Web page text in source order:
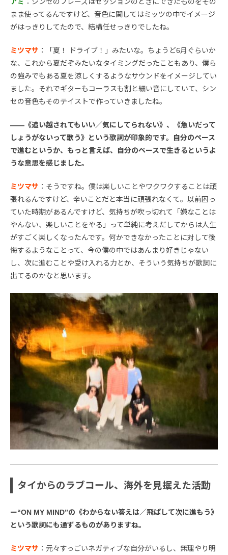
アミ ：シンセのフレーズはセッションのときにできたものをその
まま使ってるんですけど、音色に関してはミッツの中でイメージ
がはっきりしてたので、結構任せっきりでしたね。
ミツマサ ：「夏！ ドライブ！」みたいな。ちょうど6月ぐらいか
な、これから夏だぞみたいなタイミングだったこともあり、僕ら
の強みでもある夏を涼しくするようなサウンドをイメージしてい
ました。それでギターもコーラスも割と細い音にしていて、シン
セの音色もそのテイストで作っていきましたね。
――《追い越されてもいい／気にしてられない》、《急いだって
しょうがないって歌う》という歌詞が印象的です。自分のペース
で進むというか、もっと言えば、自分のペースで生きるというよ
うな意思を感じました。
ミツマサ ：そうですね。僕は楽しいことやワクワクすることは頑
張れるんですけど、辛いことだと本当に頑張れなくて。以前困っ
ていた時期があるんですけど、気持ちが吹っ切れて「嫌なことは
やんない、楽しいことをやる」って単純に考えだしてからは人生
がすごく楽しくなったんです。何かできなかったことに対して後
悔するようなことって、今の僕の中ではあんまり好きじゃない
し、次に進むことや受け入れる力とか、そういう気持ちが歌詞に
出てるのかなと思います。
タイからのラブコール、海外を見据えた活動
ー“ON MY MIND”の《わからない答えは／飛ばして次に進もう》
という歌詞にも通ずるものがありますね。
ミツマサ ：元々すっごいネガティブな自分がいるし、無理やり明